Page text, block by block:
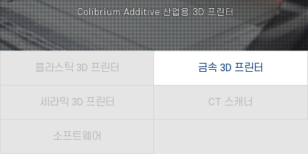
Colibrium Additive 산업용 3D 프린터
플라스틱 3D 프린터 금속 3D 프린터
세라믹 3D 프린터 CT 스캐너
소프트웨어